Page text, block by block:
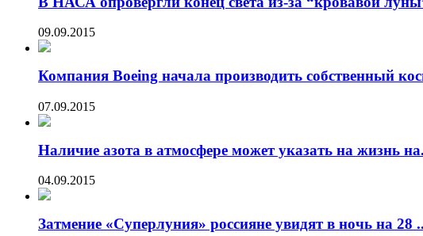
09.09.2015
Компания Boeing начала производить собственный
07.09.2015
Наличие азота в атмосфере может указать на жизнь
04.09.2015
Затмение «Суперлуния» россияне увидят в ночь на 28